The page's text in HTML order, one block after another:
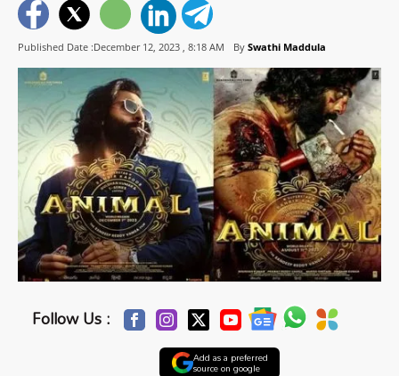
Published Date :December 12, 2023 , 8:18 AM By Swathi Maddula
Follow Us :
Add as a preferred
source on google